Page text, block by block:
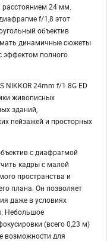
24 мм.
f/1,8 этот
объектив
динамичные сюжеты
эффектом полного
NIKKOR 24mm f/1.8G ED
живописных
зданий,
пейзажей и просторных
с диафрагмой
кадры с малой
пространства и
плана. Он позволяет
даже в условиях
Небольшое
(всего 0,23 м)
возможности для